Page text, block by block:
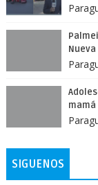
Nueva
SIGUENOS